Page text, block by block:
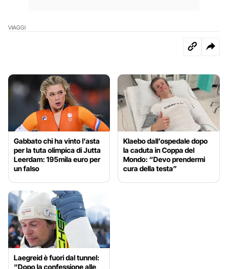
VIAGGI
Gabbato chi ha vinto l’asta
per la tuta olimpica di Jutta
Leerdam: 195mila euro per
un falso
Klaebo dall’ospedale dopo
la caduta in Coppa del
Mondo: “Devo prendermi
cura della testa”
Laegreid è fuori dal tunnel:
“Dopo la confessione alle